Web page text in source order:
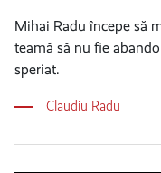
Mihai Radu începe să
teamă să nu fie
speriat.
Claudiu Radu